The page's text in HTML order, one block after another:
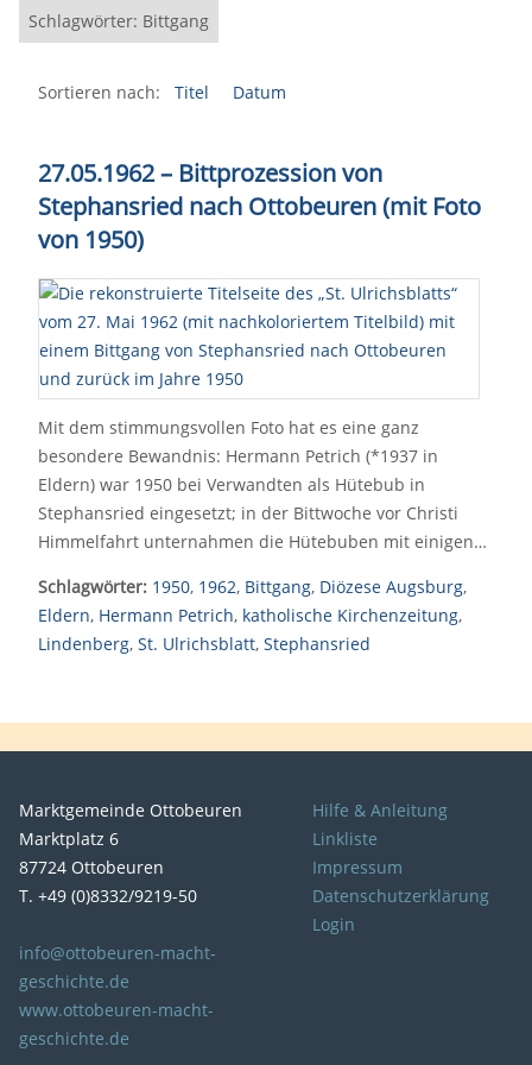
Schlagwörter: Bittgang
Sortieren nach: Titel Datum
27.05.1962 – Bittprozession von
Stephansried nach Ottobeuren (mit Foto
von 1950)
Mit dem stimmungsvollen Foto hat es eine ganz
besondere Bewandnis: Hermann Petrich (*1937 in
Eldern) war 1950 bei Verwandten als Hütebub in
Stephansried eingesetzt; in der Bittwoche vor Christi
Himmelfahrt unternahmen die Hütebuben mit einigen…
Schlagwörter: 1950, 1962, Bittgang, Diözese Augsburg,
Eldern, Hermann Petrich, katholische Kirchenzeitung,
Lindenberg, St. Ulrichsblatt, Stephansried
Marktgemeinde Ottobeuren
Marktplatz 6
87724 Ottobeuren
T. +49 (0)8332/9219-50
info@ottobeuren-macht-
geschichte.de
www.ottobeuren-macht-
geschichte.de
Hilfe & Anleitung
Linkliste
Impressum
Datenschutzerklärung
Login